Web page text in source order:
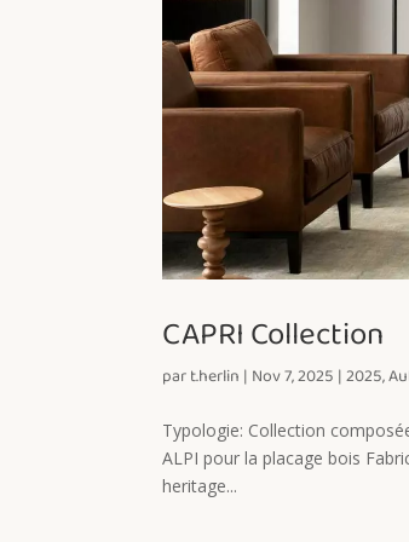
CAPRI Collection
part.herlin | Nov 7, 2025 |2025,
Typologie: Collection
ALPI pour la placage bois
heritage...